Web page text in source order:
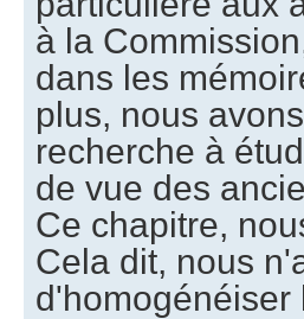
à la
dans les
plus, nous
recherche à
de vue des
Ce chapitre,
Cela dit, nous
d'homogénéiser